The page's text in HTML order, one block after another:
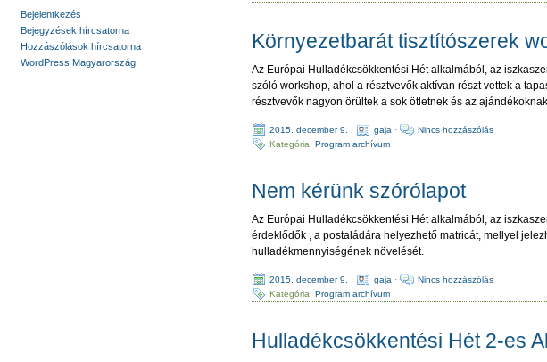
Környezetbarát tisztítószerek
Az Európai Hulladékcsökkentési Hét alkalmából, az
szóló workshop, ahol a résztvevők aktívan részt vettek a
résztvevők nagyon örültek a sok ötletnek és az
2015. december 9. · gaja ·
Nincs hozzászólás
Kategória:Program archívum
Nem kérünk szórólapot
Az Európai Hulladékcsökkentési Hét alkalmából, az
érdeklődők , a postaládára helyezhető matricát, mellyel
hulladékmennyiségének növelését.
2015. december 9. · gaja ·
Nincs hozzászólás
Kategória:Program archívum
Hulladékcsökkentési Hét 2-es
Bejelentkezés
Bejegyzések hírcsatorna
Hozzászólások hírcsatorna
WordPress Magyarország